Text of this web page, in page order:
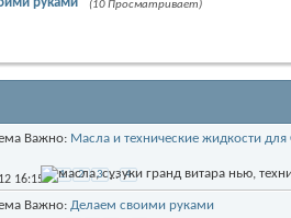
(10 Просматривает)
Важно: Масла и технические жидкости для
16:15 1 2 3 ... 4
Важно: Делаем своими руками